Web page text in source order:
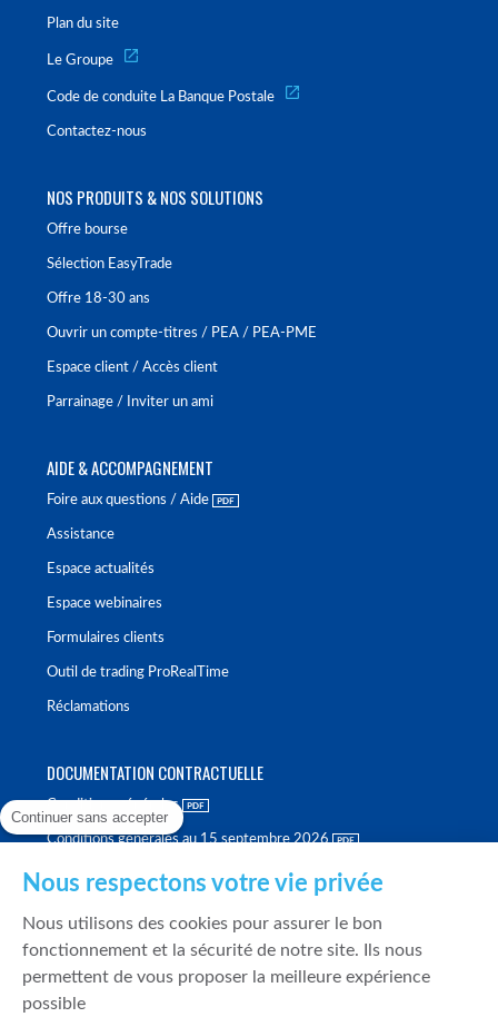
Plan du site
Le Groupe
Code de conduite La Banque Postale
Contactez-nous
NOS PRODUITS & NOS SOLUTIONS
Offre bourse
Sélection EasyTrade
Offre 18-30 ans
Ouvrir un compte-titres / PEA / PEA-PME
Espace client / Accès client
Parrainage / Inviter un ami
AIDE & ACCOMPAGNEMENT
Foire aux questions / Aide
Assistance
Espace actualités
Espace webinaires
Formulaires clients
Outil de trading ProRealTime
Réclamations
DOCUMENTATION CONTRACTUELLE
Conditions générales
Conditions générales au 15 septembre 2026
Politique de meilleure sélection
Politique de durabilité
Fonds de garantie des dépôts et de résolution
Continuer sans accepter
Nous respectons votre vie privée
Nous utilisons des cookies pour assurer le bon
fonctionnement et la sécurité de notre site. Ils nous
permettent de vous proposer la meilleure expérience
possible